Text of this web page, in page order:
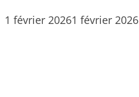
1 février 20261 février 2026